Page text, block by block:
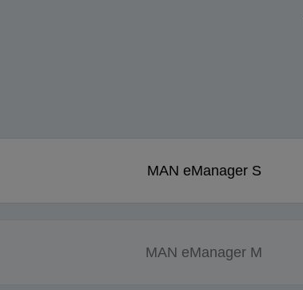
MAN eManager S
MAN eManager M